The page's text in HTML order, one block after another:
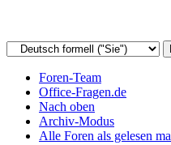
Foren-Team
Office-Fragen.de
Nach oben
Archiv-Modus
Alle Foren als gelesen